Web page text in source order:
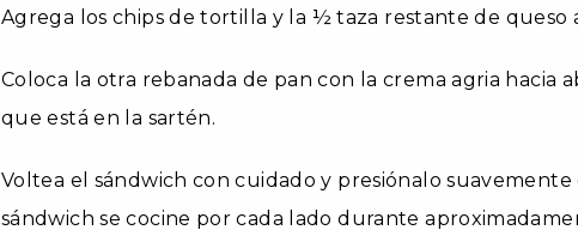
Agrega los chips de tortilla y la ½ taza restante de queso
Coloca la otra rebanada de pan con la crema agria hacia
que está en la sartén.
Voltea el sándwich con cuidado y presiónalo suavemente
sándwich se cocine por cada lado durante